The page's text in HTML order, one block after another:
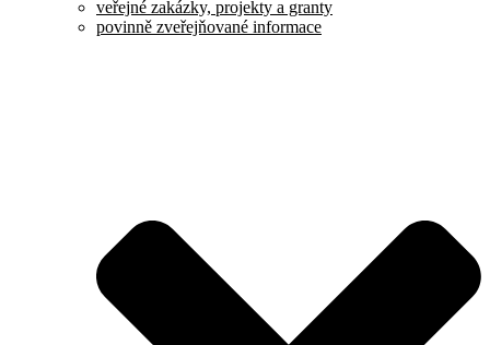
veřejné zakázky, projekty a granty
povinně zveřejňované informace